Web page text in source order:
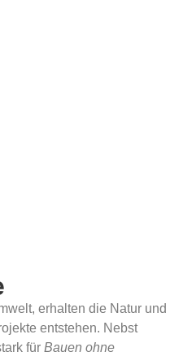
erhalten die Natur und
entstehen. Nebst
für Bauen ohne